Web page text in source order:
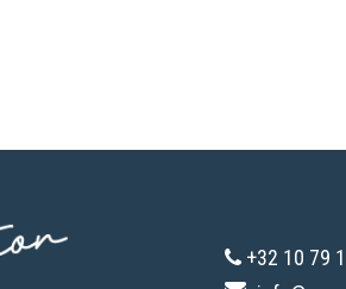
+32 10 79